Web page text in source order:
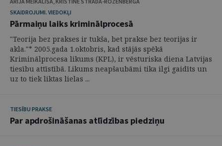
SKAIDROJUMI. VIEDOKĻI
Pārmaiņu laiks kriminālprocesā
"Teorija bez prakses ir tukša, bet prakse bez teorijas ir
akla."* 2005.gada 1.oktobris, kad stājās spēkā
Kriminālprocesa likums (KPL), ir vēsturiska diena Latvijas
tiesību attīstībā. Likums neapšaubāmi tika ilgi gaidīts un
uz to tiek liktas lielas ...
TIESĪBU PRAKSE
Par apdrošināšanas atlīdzības piedziņu